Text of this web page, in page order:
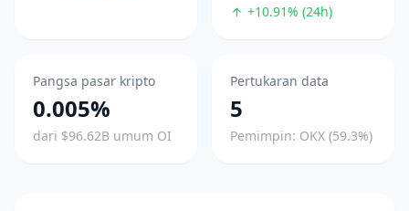
+10.91% (24h)
Pangsa pasar kripto
0.005%
dari $96.62B umum OI
Pertukaran data
5
Pemimpin: OKX (59.3%)